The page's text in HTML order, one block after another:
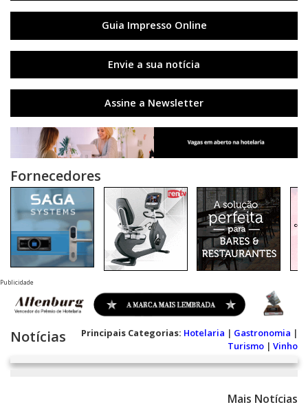
Guia Impresso Online
Envie a sua notícia
Assine a Newsletter
Fornecedores
Publicidade
Notícias Principais Categorias: Hotelaria | Gastronomia |
Turismo | Vinho
Mais Notícias